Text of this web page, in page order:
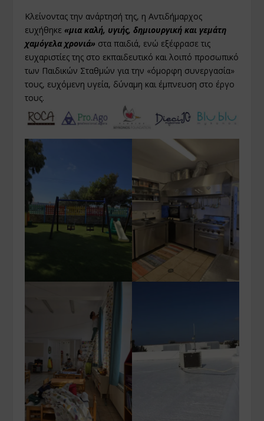
Κλείνοντας την ανάρτησή της, η Αντιδήμαρχος
ευχήθηκε«μια καλή, υγιής, δημιουργική και γεμάτη
χαμόγελα χρονιά» στα παιδιά, ενώ εξέφρασε τις
ευχαριστίες της στο εκπαιδευτικό και λοιπό προσωπικό
των Παιδικών Σταθμών για την «όμορφη συνεργασία»
τους, ευχόμενη υγεία, δύναμη και έμπνευση στο έργο
τους.